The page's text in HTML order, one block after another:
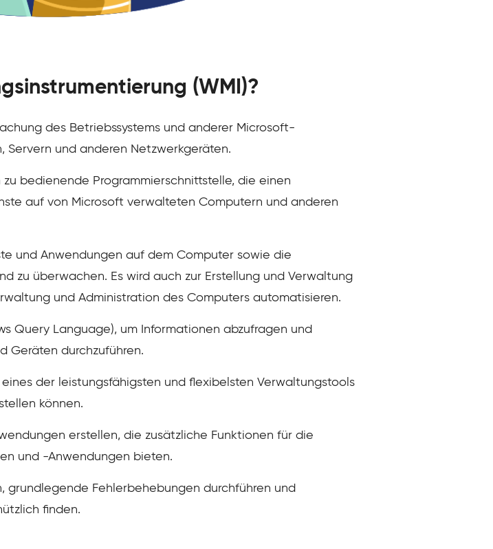
(WMI)?
des Betriebssystems und anderer Microsoft-
und anderen Netzwerkgeräten.
bedienende Programmierschnittstelle, die einen
auf von Microsoft verwalteten Computern und anderen
und Anwendungen auf dem Computer sowie die
zu überwachen. Es wird auch zur Erstellung und Verwaltung
und Administration des Computers automatisieren.
Query Language), um Informationen abzufragen und
Geräten durchzuführen.
der leistungsfähigsten und flexibelsten Verwaltungstools
können.
erstellen, die zusätzliche Funktionen für die
und -Anwendungen bieten.
grundlegende Fehlerbehebungen durchführen und
finden.